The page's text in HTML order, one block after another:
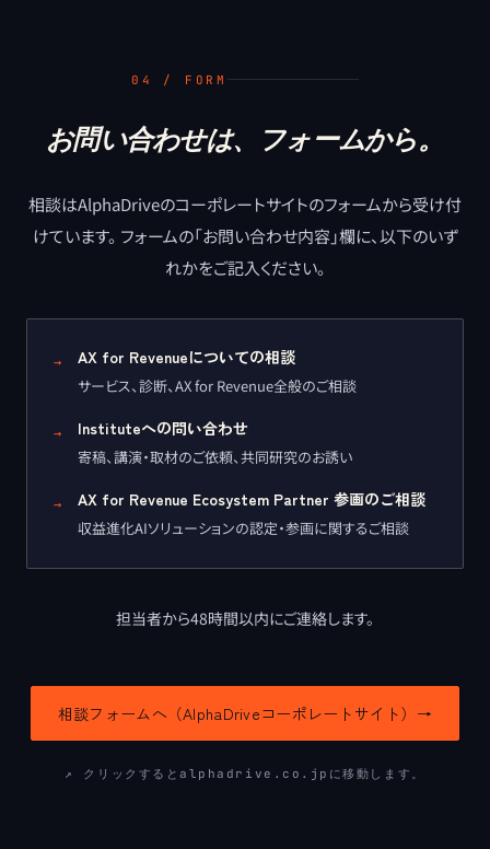
04 / FORM
お問い合わせは、フォームから。
相談はAlphaDriveのコーポレートサイトのフォームから受け付
けています。 フォームの「お問い合わせ内容」欄に、以下のいず
れかをご記入ください。
→ AX for Revenueについての相談
サービス、診断、AX for Revenue全般のご相談
→ Instituteへの問い合わせ
寄稿、講演・取材のご依頼、共同研究のお誘い
→ AX for Revenue Ecosystem Partner 参画のご相談
収益進化AIソリューションの認定・参画に関するご相談
担当者から48時間以内にご連絡します。
相談フォームへ（AlphaDriveコーポレートサイト） →
↗ クリックするとalphadrive.co.jpに移動します。